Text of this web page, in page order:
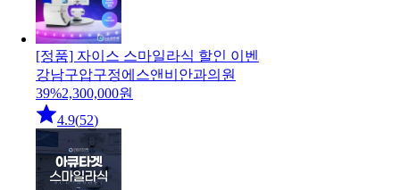
[정품] 자이스 스마일라식 할인 이벤
강남구압구정에스앤비안과의원
39%2,300,000원
4.9(52)